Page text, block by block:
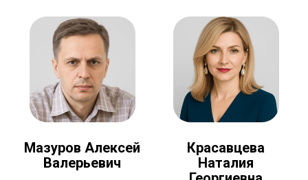
Мазуров Алексей
Валерьевич
Красавцева
Наталия